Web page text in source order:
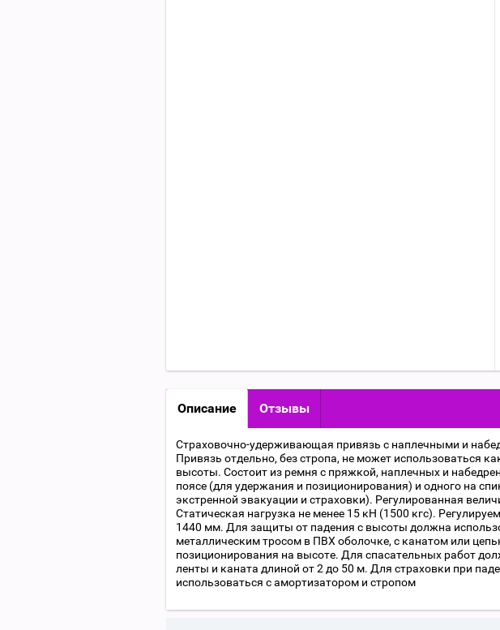
Описание Отзывы
Страховочно-удерживающая привязь с наплечными и
Привязь отдельно, без стропа, не может использоваться
высоты. Состоит из ремня с пряжкой, наплечных и
поясе (для удержания и позиционирования) и одного на
экстренной эвакуации и страховки). Регулированная
Статическая нагрузка не менее 15 кН (1500 кгс).
1440 мм. Для защиты от падения с высоты должна
металлическим тросом в ПВХ оболочке, с канатом или
позиционирования на высоте. Для спасательных работ
ленты и каната длиной от 2 до 50 м. Для страховки при
использоваться с амортизатором и стропом